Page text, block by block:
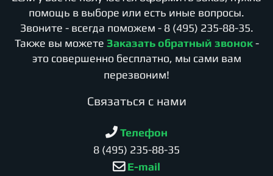
помощь в выборе или есть иные вопросы.
Звоните - всегда поможем - 8 (495) 235-88-35.
Также вы можете Заказать обратный звонок -
это совершенно бесплатно, мы сами вам
перезвоним!
Cвязаться с нами
Телефон
8 (495) 235-88-35
E-mail